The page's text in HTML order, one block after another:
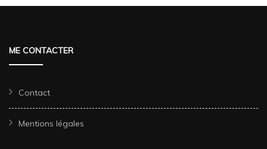
ME CONTACTER
Contact
Mentions légales